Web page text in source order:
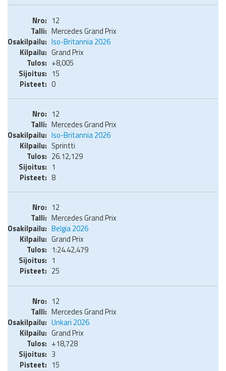
12
Mercedes Grand Prix
Iso-Britannia 2026
Grand Prix
+8,005
15
0
12
Mercedes Grand Prix
Iso-Britannia 2026
Sprintti
26.12,129
1
8
12
Mercedes Grand Prix
Belgia 2026
Grand Prix
1:24.42,479
1
25
12
Mercedes Grand Prix
Unkari 2026
Grand Prix
+18,728
3
15